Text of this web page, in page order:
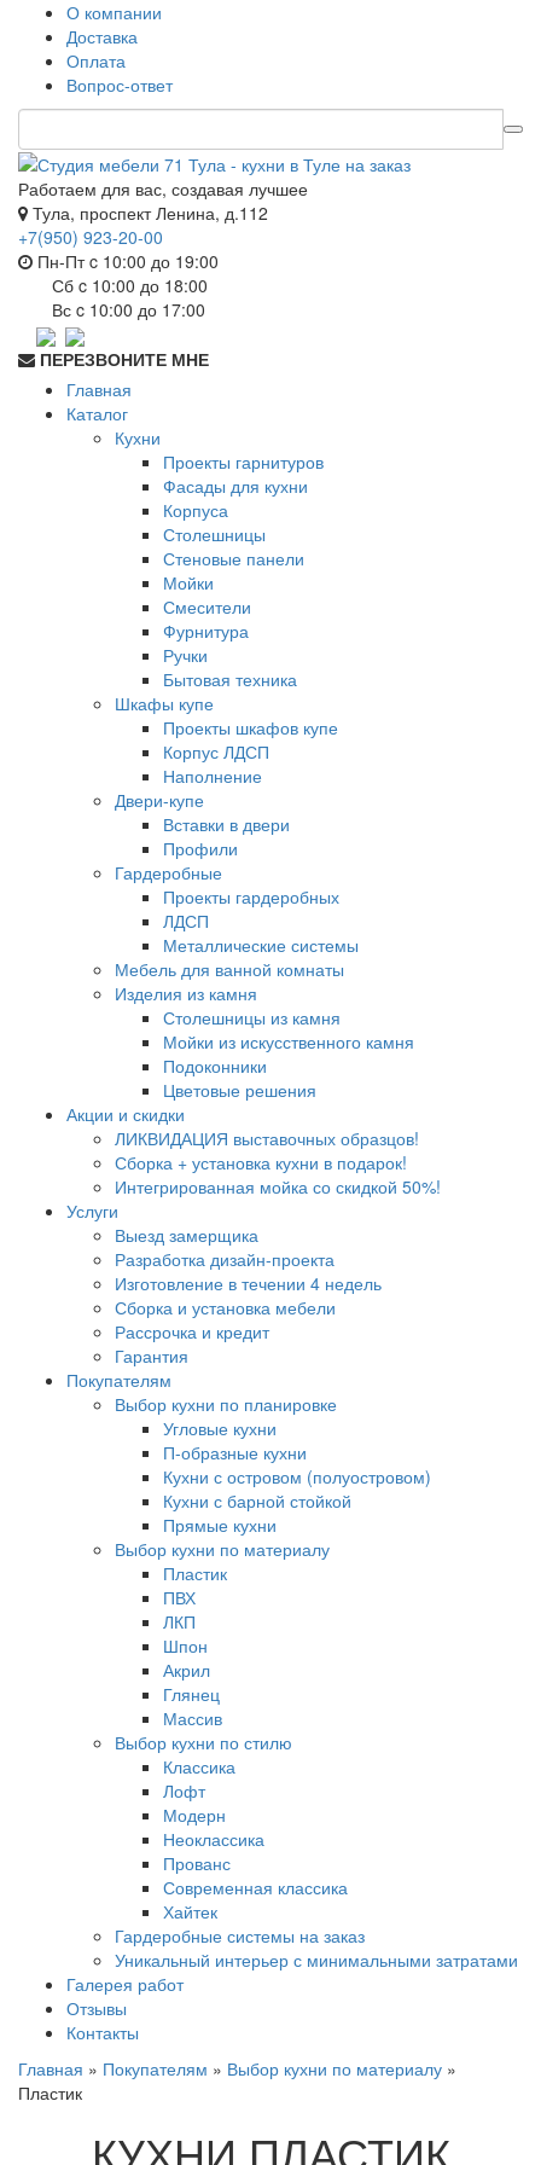
О компании
Доставка
Оплата
Вопрос-ответ
Работаем для вас, создавая лучшее
Тула, проспект Ленина, д.112
+7(950) 923-20-00
Пн-Пт c 10:00 до 19:00
Сб c 10:00 до 18:00
Вс c 10:00 до 17:00
ПЕРЕЗВОНИТЕ МНЕ
Главная
Каталог
Кухни
Проекты гарнитуров
Фасады для кухни
Корпуса
Столешницы
Стеновые панели
Мойки
Смесители
Фурнитура
Ручки
Бытовая техника
Шкафы купе
Проекты шкафов купе
Корпус ЛДСП
Наполнение
Двери-купе
Вставки в двери
Профили
Гардеробные
Проекты гардеробных
ЛДСП
Металлические системы
Мебель для ванной комнаты
Изделия из камня
Столешницы из камня
Мойки из искусственного камня
Подоконники
Цветовые решения
Акции и скидки
ЛИКВИДАЦИЯ выставочных образцов!
Сборка + установка кухни в подарок!
Интегрированная мойка со скидкой 50%!
Услуги
Выезд замерщика
Разработка дизайн-проекта
Изготовление в течении 4 недель
Сборка и установка мебели
Рассрочка и кредит
Гарантия
Покупателям
Выбор кухни по планировке
Угловые кухни
П-образные кухни
Кухни с островом (полуостровом)
Кухни с барной стойкой
Прямые кухни
Выбор кухни по материалу
Пластик
ПВХ
ЛКП
Шпон
Акрил
Глянец
Массив
Выбор кухни по стилю
Классика
Лофт
Модерн
Неоклассика
Прованс
Современная классика
Хайтек
Гардеробные системы на заказ
Уникальный интерьер с минимальными затратами
Галерея работ
Отзывы
Контакты
Главная » Покупателям » Выбор кухни по материалу »
Пластик
КУХНИ ПЛАСТИК